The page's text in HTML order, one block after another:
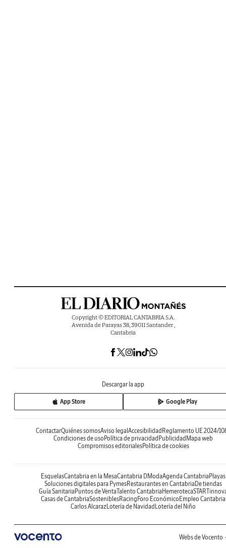
Copyright © EDITORIAL CANTABRIA S.A.
Avenida de Parayas 38, 39011 Santander ,
Cantabria
Descargar la app
App Store Google Play
ContactarQuiénes somosAviso legal Accesibilidad Reglamento UE 2024/
Condiciones de uso Política de privacidad Publicidad Mapa web
Compromisos editorialesPolítica de cookies
EsquelasCantabria en la MesaCantabria DModaAgenda Cantabria Playas
Soluciones digitales para PymesRestaurantes en Cantabria De tiendas
Guía Sanitaria Puntos de VentaTalento Cantabria Hemeroteca
Casas de CantabriaSosteniblesRacing Foro Económico Empleo Cantabria
Carlos Alcaraz Lotería de Navidad Lotería del Niño
Webs de Vocento